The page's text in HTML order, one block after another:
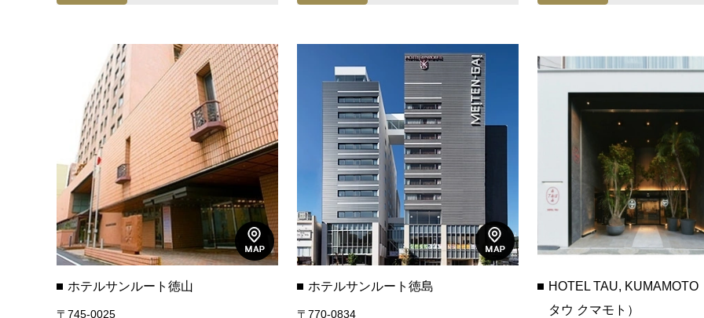
ホテルサンルート徳山
〒745-0025
ホテルサンルート徳島
〒770-0834
HOTEL TAU, KUMAMOTO
タウ クマモト）